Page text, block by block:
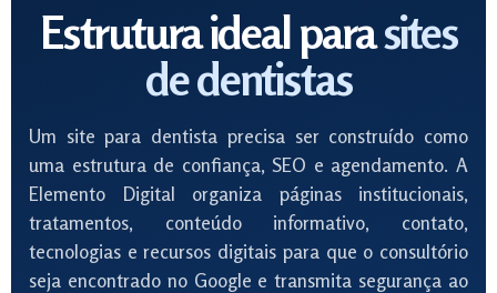
Estrutura ideal parasites
de dentistas
Um site para dentista precisa ser construído como
uma estrutura de confiança, SEO e agendamento. A
Elemento Digital organiza páginas institucionais,
tratamentos, conteúdo informativo, contato,
tecnologias e recursos digitais para que o consultório
seja encontrado no Google e transmita segurança ao